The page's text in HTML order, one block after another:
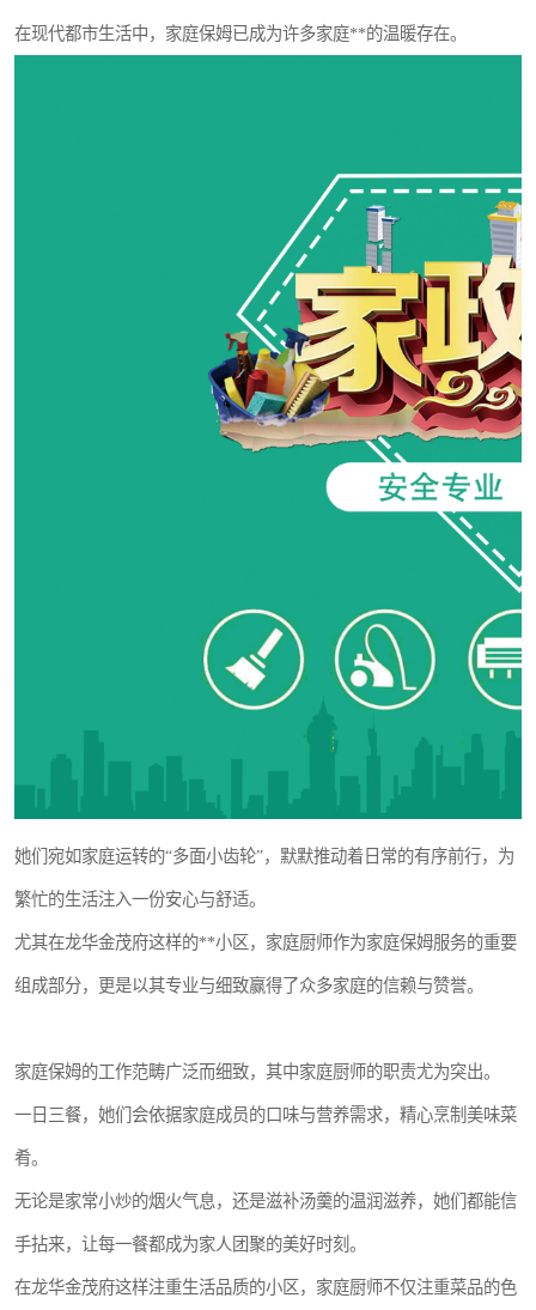
在现代都市生活中，家庭保姆已成为许多家庭**的温暖存在。
她们宛如家庭运转的“多面小齿轮”，默默推动着日常的有序前行，为
繁忙的生活注入一份安心与舒适。
尤其在龙华金茂府这样的**小区，家庭厨师作为家庭保姆服务的重要
组成部分，更是以其专业与细致赢得了众多家庭的信赖与赞誉。
家庭保姆的工作范畴广泛而细致，其中家庭厨师的职责尤为突出。
一日三餐，她们会依据家庭成员的口味与营养需求，精心烹制美味菜
肴。
无论是家常小炒的烟火气息，还是滋补汤羹的温润滋养，她们都能信
手拈来，让每一餐都成为家人团聚的美好时刻。
在龙华金茂府这样注重生活品质的小区，家庭厨师不仅注重菜品的色